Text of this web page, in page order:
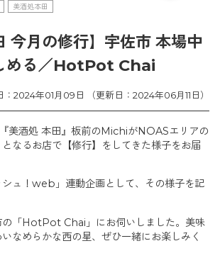
美酒処本田
今月の修行】宇佐市 本場中
める／HotPot Chai
：2024年01月09日 （更新日：2024年06月11日）
美酒処 本田』板前のMichiがNOASエリアの
となるお店で【修行】をしてきた様子をお届
シュ！web」連動企画として、その様子を記
の「HotPot Chai」にお伺いしました。美味
なめらかな西の星、ぜひ一緒にお楽しみく